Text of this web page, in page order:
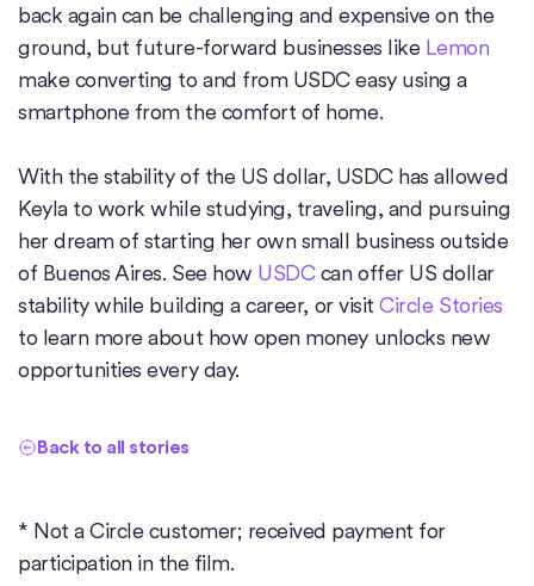
back again can be challenging and expensive on the
ground, but future-forward businesses like Lemon
make converting to and from USDC easy using a
smartphone from the comfort of home.
With the stability of the US dollar, USDC has allowed
Keyla to work while studying, traveling, and pursuing
her dream of starting her own small business outside
of Buenos Aires. See how USDCcan offer US dollar
stability while building a career, or visitCircle Stories
to learn more about how open money unlocks new
opportunities every day.
Back to all stories
* Not a Circle customer; received payment for
participation in the film.